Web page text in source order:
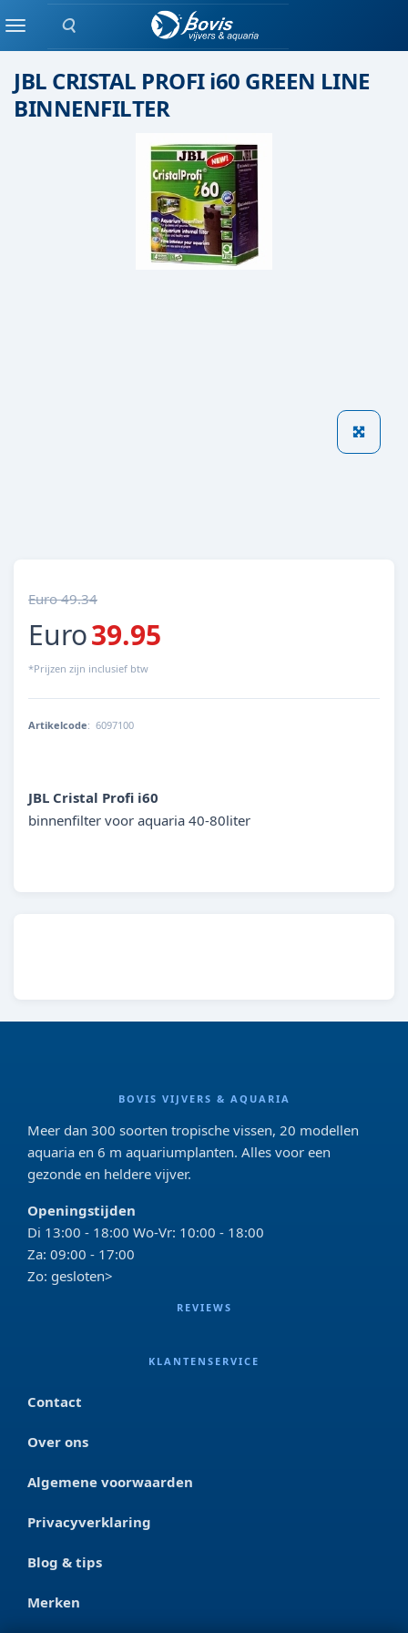
Zoeken
MenuBinnen filter
JBL CRISTAL PROFI i60 GREEN LINE
BINNENFILTER
Euro 49.34
Euro39.95
*Prijzen zijn inclusief btw
Artikelcode: 6097100
JBL Cristal Profi i60
binnenfilter voor aquaria 40-80liter
BOVIS VIJVERS & AQUARIA
Meer dan 300 soorten tropische vissen, 20 modellen
aquaria en 6 m aquariumplanten. Alles voor een
gezonde en heldere vijver.
Openingstijden
Di 13:00 - 18:00 Wo-Vr: 10:00 - 18:00
Za: 09:00 - 17:00
Zo: gesloten>
REVIEWS
KLANTENSERVICE
Contact
Over ons
Algemene voorwaarden
Privacyverklaring
Blog & tips
Merken